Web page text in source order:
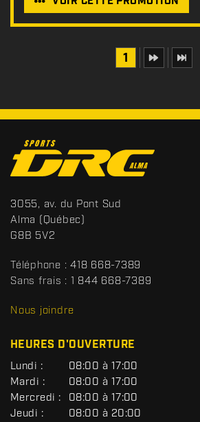
1
o
n
t
a
c
t
S
p
o
t
s
R
3055, av. du Pont Sud
Alma (Québec)
G8B 5V2
Téléphone : 418 668-7389
Sans frais : 1 844 668-7389
Nous joindre
HEURES D'OUVERTURE
G
É
N
É
R
Lundi :
08:00 à 17:00
Mardi :
08:00 à 17:00
Mercredi :
08:00 à 17:00
Jeudi :
08:00 à 20:00